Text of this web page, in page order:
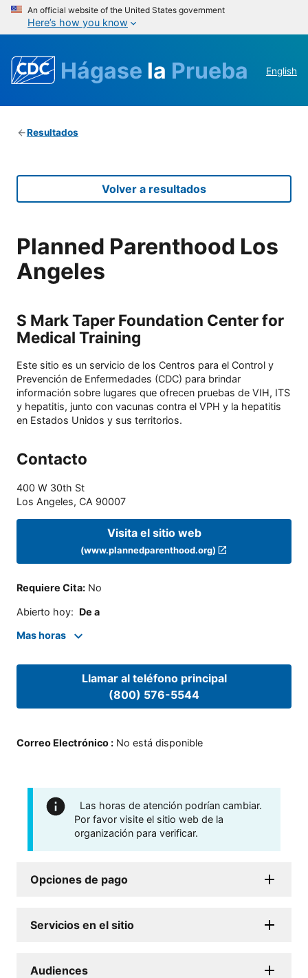
An official website of the United States government
Here’s how you know
Hágase la Prueba English
Resultados
Volver a resultados
Planned Parenthood Los
Angeles
S Mark Taper Foundation Center for
Medical Training
Este sitio es un servicio de los Centros para el Control y
Prevención de Enfermedades (CDC) para brindar
información sobre lugares que ofrecen pruebas de VIH, ITS
y hepatitis, junto con vacunas contra el VPH y la hepatitis
en Estados Unidos y sus territorios.
Contacto
400 W 30th St
Los Angeles, CA 90007
Visita el sitio web
(www.plannedparenthood.org)
Requiere Cita: No
Abierto hoy: De a
Mas horas
Llamar al teléfono principal
(800) 576-5544
Correo Electrónico : No está disponible
Las horas de atención podrían cambiar.
Por favor visite el sitio web de la
organización para verificar.
Opciones de pago
Servicios en el sitio
Audiences